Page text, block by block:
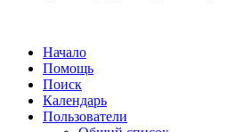
Начало
Помощь
Поиск
Календарь
Пользователи